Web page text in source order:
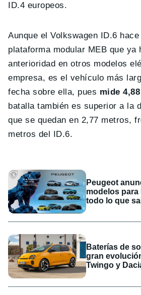
ID.4 europeos.
Aunque el Volkswagen ID.6
plataforma modular MEB que ya
anterioridad en otros modelos
empresa, es el vehículo más
fecha sobre ella, pues mide
batalla también es superior a la
que se quedan en 2,77 metros,
metros del ID.6.
Peugeot
modelos para
todo lo que
Baterías de
gran
Twingo y